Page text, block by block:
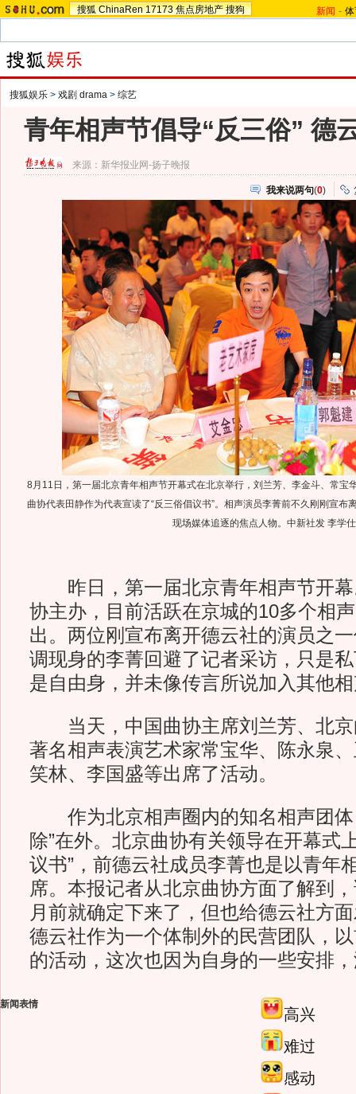
搜狐 ChinaRen 17173 焦点房地产 搜狗 新闻 -
搜狐娱乐 > 戏剧 drama > 综艺
青年相声节倡导“反三俗” 德
来源： 新华报业网-扬子晚报
我来说两句(0)
8月11日，第一届北京青年相声节开幕式在北京举行，刘兰芳、李金斗、常宝
曲协代表田静作为代表宣读了“反三俗倡议书”。相声演员李菁前不久刚刚宣布
现场媒体追逐的焦点人物。中新社发 李学
昨日，第一届北京青年相声节开幕
协主办，目前活跃在京城的10多个相
出。两位刚宣布离开德云社的演员之
调现身的李菁回避了记者采访，只是
是自由身，并未像传言所说加入其他
当天，中国曲协主席刘兰芳、北京
著名相声表演艺术家常宝华、陈永泉
笑林、李国盛等出席了活动。
作为北京相声圈内的知名相声团体
除”在外。北京曲协有关领导在开幕式
议书”，前德云社成员李菁也是以青年
席。本报记者从北京曲协方面了解到
月前就确定下来了，但也给德云社方
德云社作为一个体制外的民营团队，
的活动，这次也因为自身的一些安排
新闻表情
高兴
难过
感动